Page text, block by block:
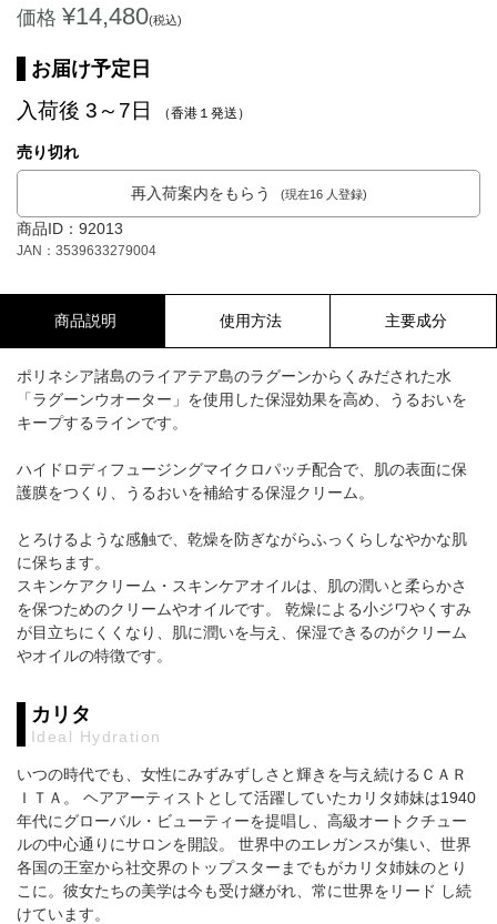
価格 ¥14,480(税込)
お届け予定日
入荷後 3～7日 （香港１発送）
売り切れ
再入荷案内をもらう (現在16 人登録)
商品ID：92013
JAN：3539633279004
商品説明 使用方法 主要成分
ポリネシア諸島のライアテア島のラグーンからくみだされた水
「ラグーンウオーター」を使用した保湿効果を高め、うるおいを
キープするラインです。
ハイドロディフュージングマイクロパッチ配合で、肌の表面に保
護膜をつくり、うるおいを補給する保湿クリーム。
とろけるような感触で、乾燥を防ぎながらふっくらしなやかな肌
に保ちます。
スキンケアクリーム・スキンケアオイルは、肌の潤いと柔らかさ
を保つためのクリームやオイルです。 乾燥による小ジワやくすみ
が目立ちにくくなり、肌に潤いを与え、保湿できるのがクリーム
やオイルの特徴です。
カリタ
Ideal Hydration
いつの時代でも、女性にみずみずしさと輝きを与え続けるＣＡＲ
ＩＴＡ。 ヘアアーティストとして活躍していたカリタ姉妹は1940
年代にグローバル・ビューティーを提唱し、高級オートクチュー
ルの中心通りにサロンを開設。 世界中のエレガンスが集い、世界
各国の王室から社交界のトップスターまでもがカリタ姉妹のとり
こに。彼女たちの美学は今も受け継がれ、常に世界をリード し続
けています。